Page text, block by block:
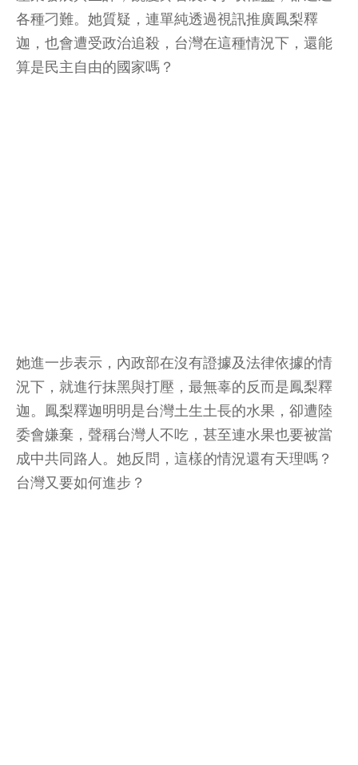
各種刁難。她質疑，連單純透過視訊推廣鳳梨釋
迦，也會遭受政治追殺，台灣在這種情況下，還能
算是民主自由的國家嗎？
她進一步表示，內政部在沒有證據及法律依據的情
況下，就進行抹黑與打壓，最無辜的反而是鳳梨釋
迦。鳳梨釋迦明明是台灣土生土長的水果，卻遭陸
委會嫌棄，聲稱台灣人不吃，甚至連水果也要被當
成中共同路人。她反問，這樣的情況還有天理嗎？
台灣又要如何進步？